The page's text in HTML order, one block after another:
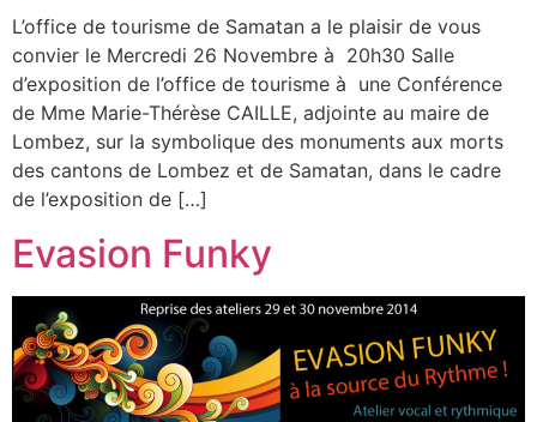
L’office de tourisme de Samatan a le plaisir de vous
convier le Mercredi 26 Novembre à 20h30 Salle
d’exposition de l’office de tourisme à une Conférence
de Mme Marie-Thérèse CAILLE, adjointe au maire de
Lombez, sur la symbolique des monuments aux morts
des cantons de Lombez et de Samatan, dans le cadre
de l’exposition de […]
Evasion Funky